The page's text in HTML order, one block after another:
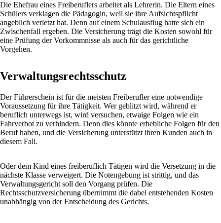
Die Ehefrau eines Freiberuflers arbeitet als Lehrerin. Die Eltern eines
Schülers verklagen die Pädagogin, weil sie ihre Aufsichtspflicht
angeblich verletzt hat. Denn auf einem Schulausflug hatte sich ein
Zwischenfall ergeben. Die Versicherung trägt die Kosten sowohl für
eine Prüfung der Vorkommnisse als auch für das gerichtliche
Vorgehen.
Verwaltungsrechtsschutz
Der Führerschein ist für die meisten Freiberufler eine notwendige
Voraussetzung für ihre Tätigkeit. Wer geblitzt wird, während er
beruflich unterwegs ist, wird versuchen, etwaige Folgen wie ein
Fahrverbot zu verhindern. Denn dies könnte erhebliche Folgen für den
Beruf haben, und die Versicherung unterstützt ihren Kunden auch in
diesem Fall.
Oder dem Kind eines freiberuflich Tätigen wird die Versetzung in die
nächste Klasse verweigert. Die Notengebung ist strittig, und das
Verwaltungsgericht soll den Vorgang prüfen. Die
Rechtsschutzversicherung übernimmt die dabei entstehenden Kosten
unabhängig von der Entscheidung des Gerichts.